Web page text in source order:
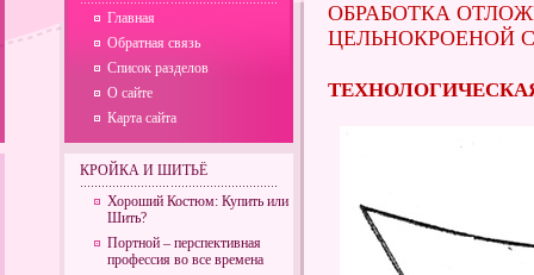
ОБРАБОТКА
ЦЕЛЬНОКРОЕНОЙ
Главная
Обратная связь
Список разделов
О сайте
Карта сайта
КРОЙКА И ШИТЬЁ
Хороший Костюм: Купить или
Шить?
Портной – перспективная
профессия во все времена